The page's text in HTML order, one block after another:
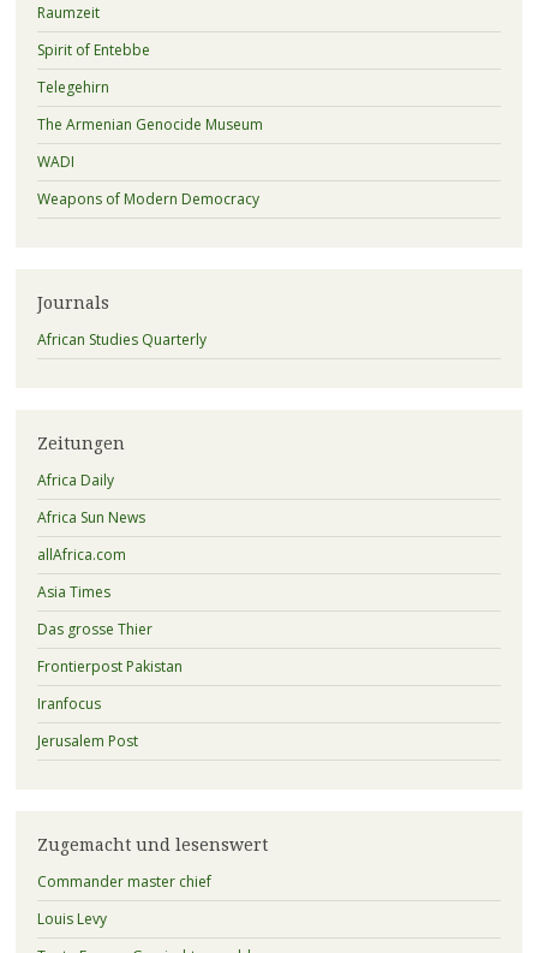
Raumzeit
Spirit of Entebbe
Telegehirn
The Armenian Genocide Museum
WADI
Weapons of Modern Democracy
Journals
African Studies Quarterly
Zeitungen
Africa Daily
Africa Sun News
allAfrica.com
Asia Times
Das grosse Thier
Frontierpost Pakistan
Iranfocus
Jerusalem Post
Zugemacht und lesenswert
Commander master chief
Louis Levy